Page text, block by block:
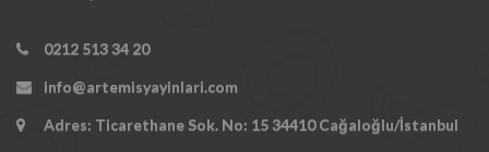
0212 513 34 20
info@artemisyayinlari.com
Adres: Ticarethane Sok. No: 15 34410 Cağaloğlu/İstanbul